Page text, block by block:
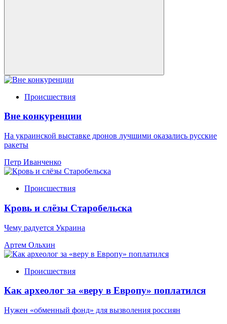
Происшествия
Вне конкуренции
На украинской выставке дронов лучшими оказались русские
ракеты
Петр Иванченко
Происшествия
Кровь и слёзы Старобельска
Чему радуется Украина
Артем Ольхин
Происшествия
Как археолог за «веру в Европу» поплатился
Нужен «обменный фонд» для вызволения россиян